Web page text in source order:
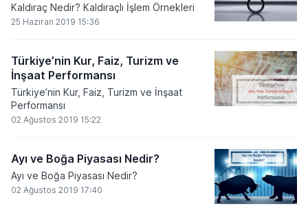
Kaldıraç Nedir? Kaldıraçlı İşlem Örnekleri
25 Haziran 2019 15:36
Türkiye’nin Kur, Faiz, Turizm ve
İnşaat Performansı
Türkiye’nin Kur, Faiz, Turizm ve İnşaat
Performansı
02 Ağustos 2019 15:22
Ayı ve Boğa Piyasası Nedir?
Ayı ve Boğa Piyasası Nedir?
02 Ağustos 2019 17:40